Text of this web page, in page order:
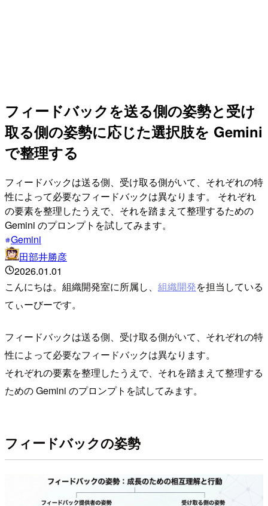
フィードバックを送る側の姿勢と受け
取る側の姿勢に応じた選択肢を Gemini
で整理する
フィードバックは送る側、受け取る側がいて、それぞれの特
性によって必要なフィードバックは異なります。 それぞれ
の要素を整理したうえで、それを踏まえて整理するための
Gemini のプロンプトを試してみます。
Gemini
田部井勝彦
2026.01.01
こんにちは。組織開発室に所属し、 組織開発を担当している
てぃーびーです。
フィードバックは送る側、受け取る側がいて、それぞれの特
性によって必要なフィードバックは異なります。
それぞれの要素を整理したうえで、それを踏まえて整理する
ための Gemini のプロンプトを試してみます。
フィードバックの姿勢